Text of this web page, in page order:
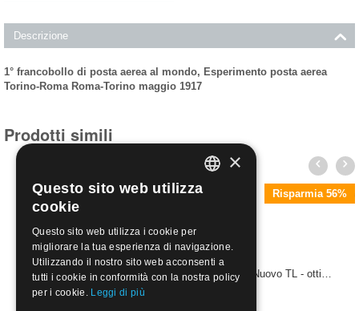
Descrizione
1° francobollo di posta aerea al mondo, Esperimento posta aerea
Torino-Roma Roma-Torino maggio 1917
Prodotti simili
Risparmia 56%
1917 - 1 Posta Aerea Espresso 25 c. soprast. | Nuovo TL - ottima centratura
ITALIAN
×
Questo sito web utilizza
cookie
Questo sito web utilizza i cookie per
migliorare la tua esperienza di navigazione.
Utilizzando il nostro sito web acconsenti a
tutti i cookie in conformità con la nostra policy
per i cookie. Leggi di più